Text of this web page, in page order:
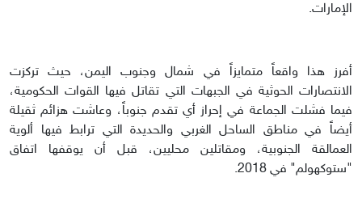
الإمارات.
أفرز هذا واقعاً متمايزاً في شمال وجنوب اليمن، حيث تركزت
الانتصارات الحوثية في الجبهات التي تقاتل فيها القوات الحكومية،
فيما فشلت الجماعة في إحراز أي تقدم جنوباً، وعاشت هزائم ثقيلة
أيضاً في مناطق الساحل الغربي والحديدة التي ترابط فيها ألوية
العمالقة الجنوبية، ومقاتلين محليين، قبل أن يوقفها اتفاق
"ستوكهولم" في 2018.